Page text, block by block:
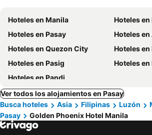
Hoteles en Manila
Hoteles en
Hoteles en Pasay
Hoteles
Hoteles en Quezon City
Hoteles
Hoteles en Pasig
Hoteles
Hoteles en Pandi
Ver todos los alojamientos en Pasay
Busca hoteles
Asia Filipinas Luzón
Pasay
Golden Phoenix Hotel Manila